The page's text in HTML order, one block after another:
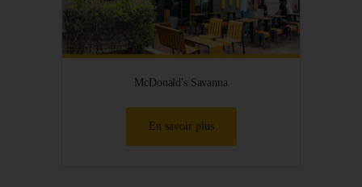
McDonald's Savanna
En savoir plus